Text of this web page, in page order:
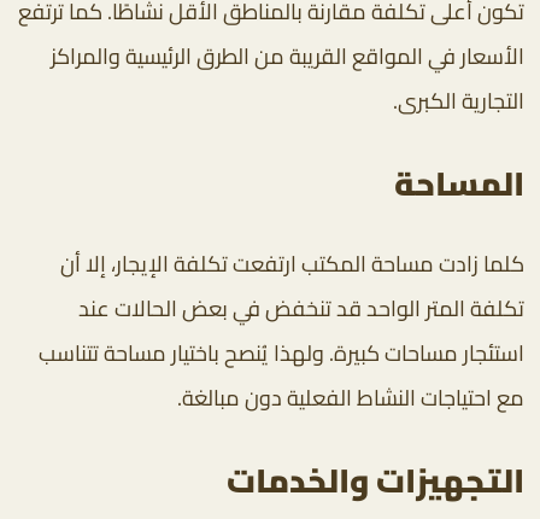
تكون أعلى تكلفة مقارنة بالمناطق الأقل نشاطًا. كما ترتفع
الأسعار في المواقع القريبة من الطرق الرئيسية والمراكز
التجارية الكبرى.
المساحة
كلما زادت مساحة المكتب ارتفعت تكلفة الإيجار، إلا أن
تكلفة المتر الواحد قد تنخفض في بعض الحالات عند
استئجار مساحات كبيرة. ولهذا يُنصح باختيار مساحة تتناسب
مع احتياجات النشاط الفعلية دون مبالغة.
التجهيزات والخدمات